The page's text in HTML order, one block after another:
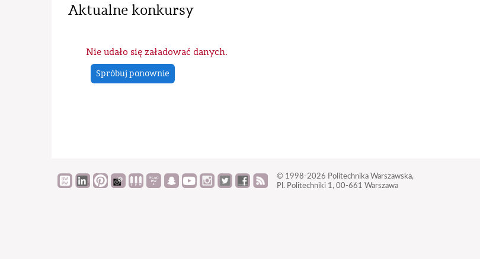
Aktualne konkursy
Nie udało się załadować danych.
Spróbuj ponownie
© 1998-2026 Politechnika Warszawska,
Pl. Politechniki 1, 00-661 Warszawa